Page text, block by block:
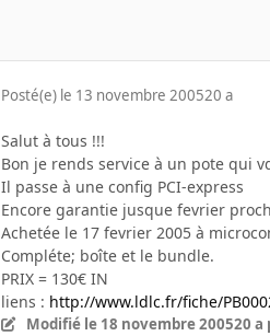
Posté(e) le 13 novembre 200520 a
Salut à tous !!!
Bon je rends service à un pote qui
Il passe à une config PCI-express
Encore garantie jusque fevrier
Achetée le 17 fevrier 2005 à
Compléte; boîte et le bundle.
PRIX = 130€ IN
liens : http://www.ldlc.fr/fiche/
Modifié le 18 novembre 200520 a